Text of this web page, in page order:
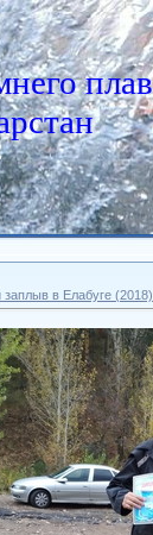
в Елабуге (2018)